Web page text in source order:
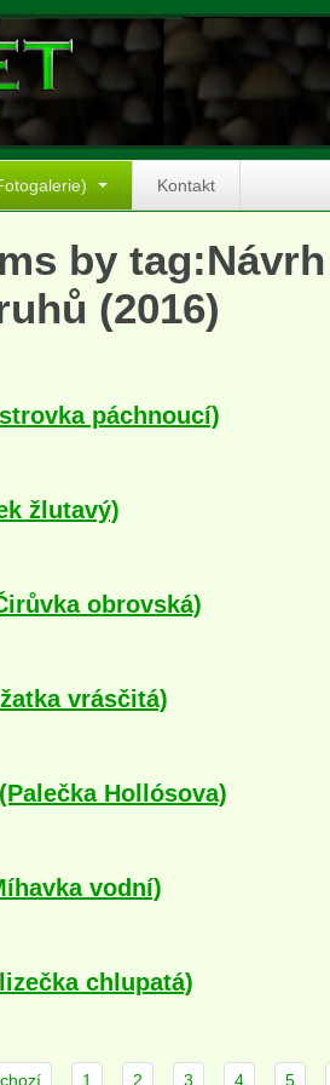
Kontakt
by
(2016)
páchnoucí)
žlutavý)
obrovská)
vrásčitá)
Hollósova)
vodní)
chlupatá)
1 2 3 4 5